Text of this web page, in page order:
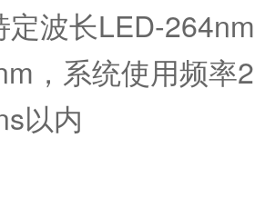
定波长LED-
，系统使用频率
以内